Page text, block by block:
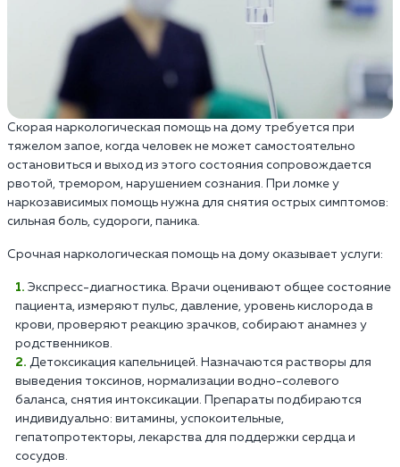
Скорая наркологическая помощь на дому требуется при
тяжелом запое, когда человек не может самостоятельно
остановиться и выход из этого состояния сопровождается
рвотой, тремором, нарушением сознания. При ломке у
наркозависимых помощь нужна для снятия острых симптомов:
сильная боль, судороги, паника.
Срочная наркологическая помощь на дому оказывает услуги:
Экспресс-диагностика. Врачи оценивают общее состояние
пациента, измеряют пульс, давление, уровень кислорода в
крови, проверяют реакцию зрачков, собирают анамнез у
родственников.
Детоксикация капельницей. Назначаются растворы для
выведения токсинов, нормализации водно-солевого
баланса, снятия интоксикации. Препараты подбираются
индивидуально: витамины, успокоительные,
гепатопротекторы, лекарства для поддержки сердца и
сосудов.